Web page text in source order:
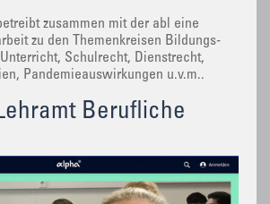
zusammen mit der abl eine
zu den Themenkreisen Bildungs-
Schulrecht, Dienstrecht,
Pandemieauswirkungen u.v.m..
Berufliche